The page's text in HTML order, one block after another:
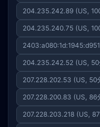
204.235.242.89 (US,
204.235.240.75 (US,
204.235.242.52 (US, 50
207.228.202.53 (US, 50
207.228.200.83 (US, 86
207.228.203.218 (US,